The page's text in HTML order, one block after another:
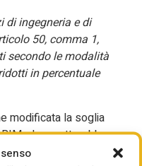
di ingegneria e di
50, comma 1,
secondo le modalità
in percentuale
modificata la soglia
che scatterebbe
e la